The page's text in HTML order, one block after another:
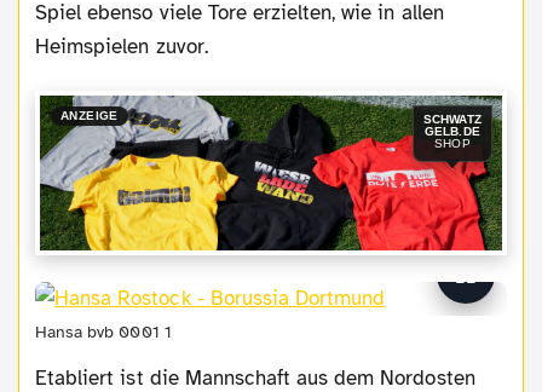
Spiel ebenso viele Tore erzielten, wie in allen
Heimspielen zuvor.
ANZEIGE
SCHWATZ
GELB.DE
SHOP
Hansa bvb 0001 1
Etabliert ist die Mannschaft aus dem Nordosten